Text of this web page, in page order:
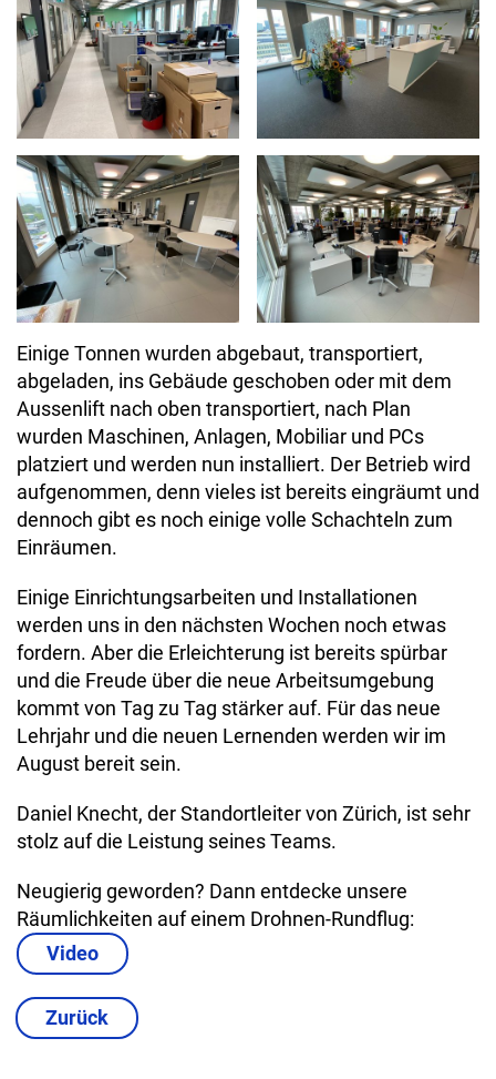
Einige Tonnen wurden abgebaut, transportiert,
abgeladen, ins Gebäude geschoben oder mit dem
Aussenlift nach oben transportiert, nach Plan
wurden Maschinen, Anlagen, Mobiliar und PCs
platziert und werden nun installiert. Der Betrieb wird
aufgenommen, denn vieles ist bereits eingräumt und
dennoch gibt es noch einige volle Schachteln zum
Einräumen.
Einige Einrichtungsarbeiten und Installationen
werden uns in den nächsten Wochen noch etwas
fordern. Aber die Erleichterung ist bereits spürbar
und die Freude über die neue Arbeitsumgebung
kommt von Tag zu Tag stärker auf. Für das neue
Lehrjahr und die neuen Lernenden werden wir im
August bereit sein.
Daniel Knecht, der Standortleiter von Zürich, ist sehr
stolz auf die Leistung seines Teams.
Neugierig geworden? Dann entdecke unsere
Räumlichkeiten auf einem Drohnen-Rundflug:
Video
Zurück